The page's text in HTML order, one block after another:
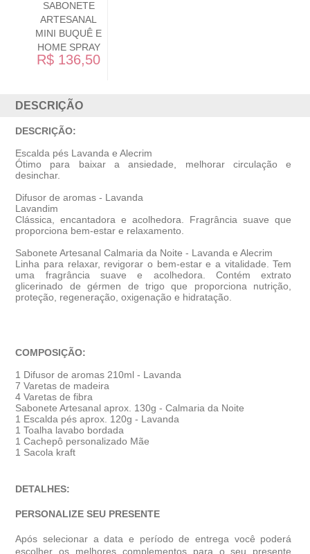
DESCRIÇÃO
DESCRIÇÃO:
Escalda pés Lavanda e Alecrim
Ótimo para baixar a ansiedade, melhorar circulação e
desinchar.
Difusor de aromas - Lavanda
Lavandim
Clássica, encantadora e acolhedora. Fragrância suave que
proporciona bem-estar e relaxamento.
Sabonete Artesanal Calmaria da Noite - Lavanda e Alecrim
Linha para relaxar, revigorar o bem-estar e a vitalidade. Tem
uma fragrância suave e acolhedora. Contém extrato
glicerinado de gérmen de trigo que proporciona nutrição,
proteção, regeneração, oxigenação e hidratação.
COMPOSIÇÃO:
1 Difusor de aromas 210ml - Lavanda
7 Varetas de madeira
4 Varetas de fibra
Sabonete Artesanal aprox. 130g - Calmaria da Noite
1 Escalda pés aprox. 120g - Lavanda
1 Toalha lavabo bordada
1 Cachepô personalizado Mãe
1 Sacola kraft
DETALHES:
PERSONALIZE SEU PRESENTE
Após selecionar a data e período de entrega você poder
escolher os melhores complementos para o seu presente